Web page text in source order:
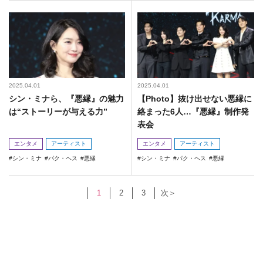
2025.04.01
シン・ミナら、『悪縁』の魅力
は“ストーリーが与える力”
エンタメ アーティスト
シン・ミナ パク・ヘス 悪縁
2025.04.01
【Photo】抜け出せない悪縁に
絡まった6人…『悪縁』制作発
表会
エンタメ アーティスト
シン・ミナ パク・ヘス 悪縁
1 2 3 次＞